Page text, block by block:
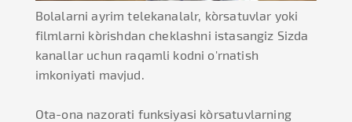
Bolalarni ayrim telekanalalr, ko`rsatuvlar yoki
filmlarni ko`rishdan cheklashni istasangiz Sizda
kanallar uchun raqamli kodni o'rnatish
imkoniyati mavjud.
Ota-ona nazorati funksiyasi ko`rsatuvlarning